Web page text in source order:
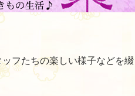
フたちの楽しい様子などを綴